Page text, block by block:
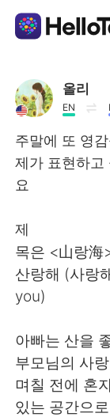
語学交換ア
AI
日本語
繁體中文
Deutsch
Русский
올리
EN
주말에 또 영
제가 표현하고
요
제
목은 <山랑海
산랑해 (사랑
you)
아빠는 산을
부모님의 사
며칠 전에 혼
있는 공간으